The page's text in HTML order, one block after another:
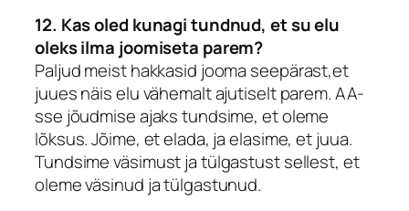
12. Kas oled kunagi tundnud, et su elu
oleks ilma joomiseta parem?
Paljud meist hakkasid jooma seepärast,et
juues näis elu vähemalt ajutiselt parem. AA-
sse jõudmise ajaks tundsime, et oleme
lõksus. Jõime, et elada, ja elasime, et juua.
Tundsime väsimust ja tülgastust sellest, et
oleme väsinud ja tülgastunud.